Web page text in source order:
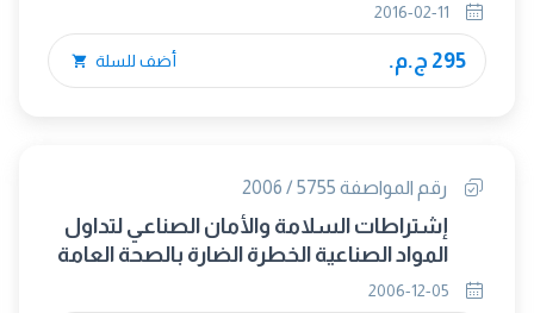
295 ج.م. أضف للسلة
رقم المواصفة 5755 / 2006
إشتراطات السلامة والأمان الصناعي لتداول
المواد الصناعية الخطرة الضارة بالصحة العامة